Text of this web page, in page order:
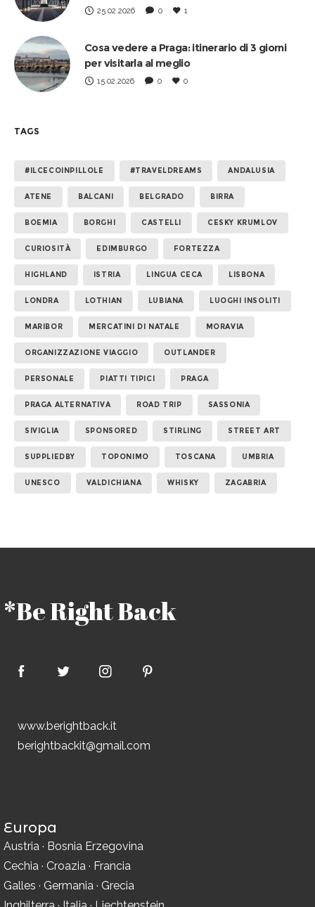
25.02.2026 0 1
Cosa vedere a Praga: itinerario di 3 giorni
per visitarla al meglio
15.02.2026 0 0
TAGS
#ILCECOINPILLOLE #TRAVELDREAMS ANDALUSIA
ATENE BALCANI BELGRADO BIRRA
BOEMIA BORGHI CASTELLI CESKY KRUMLOV
CURIOSITÀ EDIMBURGO FORTEZZA
HIGHLAND ISTRIA LINGUA CECA LISBONA
LONDRA LOTHIAN LUBIANA LUOGHI INSOLITI
MARIBOR MERCATINI DI NATALE MORAVIA
ORGANIZZAZIONE VIAGGIO OUTLANDER
PERSONALE PIATTI TIPICI PRAGA
PRAGA ALTERNATIVA ROAD TRIP SASSONIA
SIVIGLIA SPONSORED STIRLING STREET ART
SUPPLIEDBY TOPONIMO TOSCANA UMBRIA
UNESCO VALDICHIANA WHISKY ZAGABRIA
*Be Right Back
www.berightback.it
berightbackit@gmail.com
Europa
Austria · Bosnia Erzegovina
Cechia · Croazia · Francia
Galles · Germania · Grecia